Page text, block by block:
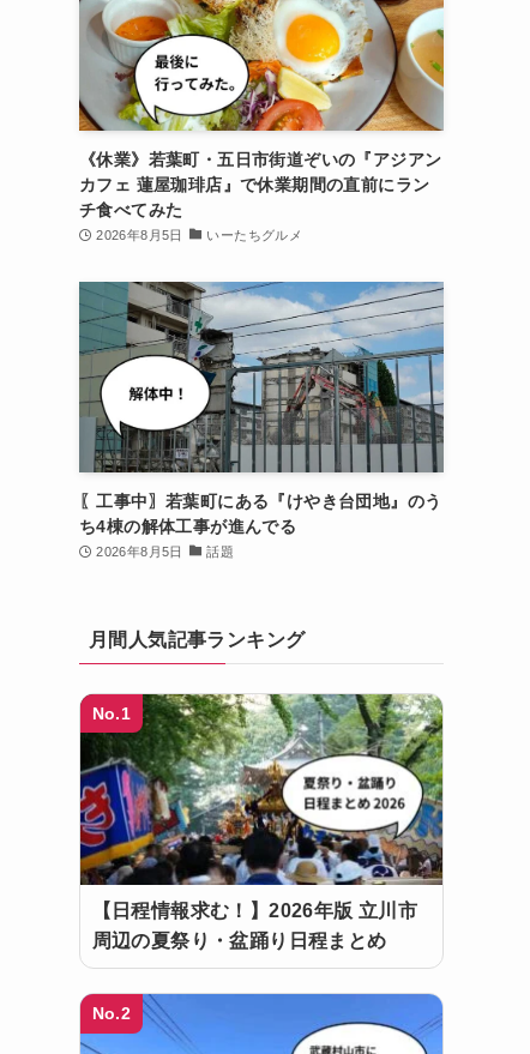
《休業》若葉町・五日市街道ぞいの『アジアン
カフェ 蓮屋珈琲店』で休業期間の直前にラン
チ食べてみた
2026年8月5日 いーたちグルメ
〖工事中〗若葉町にある『けやき台団地』のう
ち4棟の解体工事が進んでる
2026年8月5日 話題
月間人気記事ランキング
No.1
【日程情報求む！】2026年版 立川市
周辺の夏祭り・盆踊り日程まとめ
No.2